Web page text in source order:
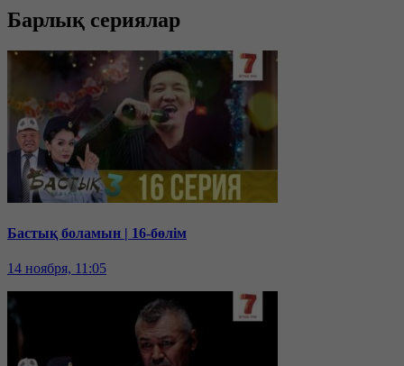
Барлық сериялар
Бастық боламын | 16-бөлім
14 ноября, 11:05